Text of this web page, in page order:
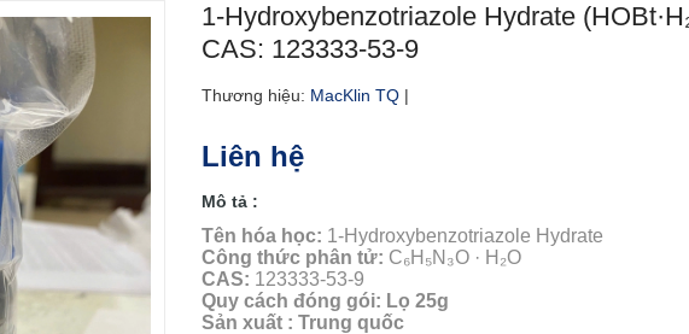
1-Hydroxybenzotriazole Hydrate
CAS: 123333-53-9
Thương hiệu: MacKlin TQ |
Liên hệ
Mô tả :
Tên hóa học: 1-Hydroxybenzotriazole Hydrate
Công thức phân tử: C₆H₅N₃O · H₂O
CAS: 123333-53-9
Quy cách đóng gói: Lọ 25g
Sản xuất : Trung quốc